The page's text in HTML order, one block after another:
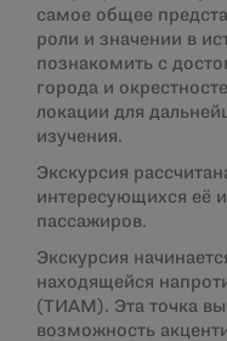
самое общее
роли и значении в
познакомить с
города и
локации для
изучения.
Экскурсия
интересующихся её
пассажиров.
Экскурсия
находящейся
(ТИАМ). Эта точка
возможность